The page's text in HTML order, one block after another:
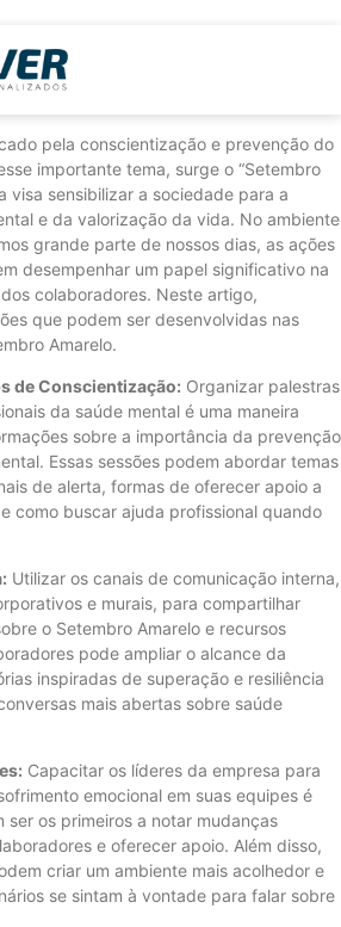
pela conscientização e prevenção do
importante tema, surge o “Setembro
visa sensibilizar a sociedade para a
e da valorização da vida. No ambiente
grande parte de nossos dias, as ações
desempenhar um papel significativo na
colaboradores. Neste artigo,
que podem ser desenvolvidas nas
Amarelo.
de Conscientização: Organizar palestras
da saúde mental é uma maneira
sobre a importância da prevenção
Essas sessões podem abordar temas
de alerta, formas de oferecer apoio a
como buscar ajuda profissional quando
Utilizar os canais de comunicação interna,
e murais, para compartilhar
o Setembro Amarelo e recursos
pode ampliar o alcance da
inspiradas de superação e resiliência
mais abertas sobre saúde
Capacitar os líderes da empresa para
emocional em suas equipes é
ser os primeiros a notar mudanças
e oferecer apoio. Além disso,
criar um ambiente mais acolhedor e
se sintam à vontade para falar sobre